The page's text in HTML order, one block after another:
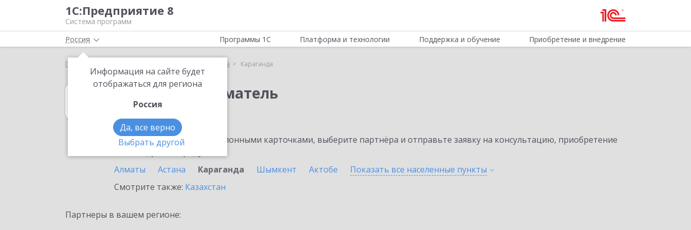
1С:Предприятие 8
Система программ
Россия
Информация на сайте будет
отображаться для региона
Россия
Да, все верно
Выбрать другой
Программы 1С Платформа и технологии Поддержка и обучение Приобретение и внедрение
Главная Выбор партнёра Караганда
1С:Предприниматель
в Караганде
Ознакомьтесь с информационными карточками, выберите партнёра и отправьте заявку на консультацию, приобретение
Алматы
Астана Караганда Шымкент Актобе Показать все населенные пункты
Смотрите также: Казахстан
Партнеры в вашем регионе: